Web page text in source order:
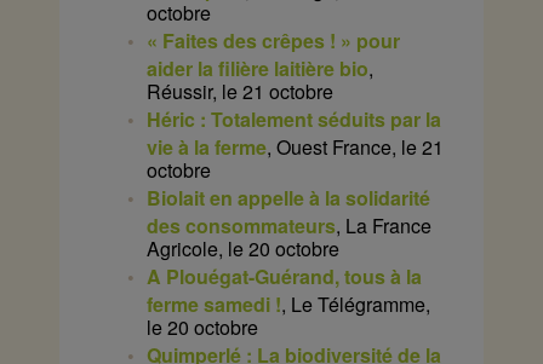
octobre
« Faites des crêpes ! » pour
aider la filière laitière bio,
Réussir, le 21 octobre
Héric : Totalement séduits par la
vie à la ferme, Ouest France, le 21
octobre
Biolait en appelle à la solidarité
des consommateurs, La France
Agricole, le 20 octobre
A Plouégat-Guérand, tous à la
ferme samedi !, Le Télégramme,
le 20 octobre
Quimperlé : La biodiversité de la